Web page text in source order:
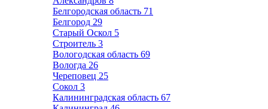
Белгородская область 71
Белгород 29
Старый Оскол 5
Строитель 3
Вологодская область 69
Вологда 26
Череповец 25
Сокол 3
Калининградская область 67